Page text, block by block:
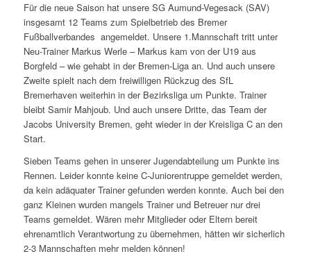
Für die neue Saison hat unsere SG Aumund-Vegesack (SAV)
insgesamt 12 Teams zum Spielbetrieb des Bremer
Fußballverbandes angemeldet. Unsere 1.Mannschaft tritt unter
Neu-Trainer Markus Werle – Markus kam von der U19 aus
Borgfeld – wie gehabt in der Bremen-Liga an. Und auch unsere
Zweite spielt nach dem freiwilligen Rückzug des SfL
Bremerhaven weiterhin in der Bezirksliga um Punkte. Trainer
bleibt Samir Mahjoub. Und auch unsere Dritte, das Team der
Jacobs University Bremen, geht wieder in der Kreisliga C an den
Start.
Sieben Teams gehen in unserer Jugendabteilung um Punkte ins
Rennen. Leider konnte keine C-Juniorentruppe gemeldet werden,
da kein adäquater Trainer gefunden werden konnte. Auch bei den
ganz Kleinen wurden mangels Trainer und Betreuer nur drei
Teams gemeldet. Wären mehr Mitglieder oder Eltern bereit
ehrenamtlich Verantwortung zu übernehmen, hätten wir sicherlich
2-3 Mannschaften mehr melden können!